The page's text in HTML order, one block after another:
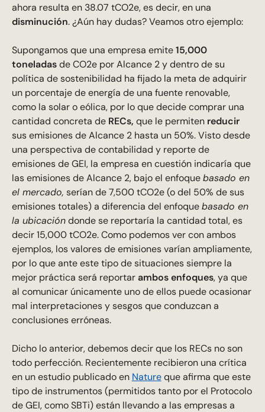
ahora resulta en 38.07 tCO2e, es decir, en una
disminución. ¿Aún hay dudas? Veamos otro ejemplo:
Supongamos que una empresa emite15,000
toneladasde CO2e por Alcance 2 y dentro de su
política de sostenibilidad ha fijado la meta de adquirir
un porcentaje de energía de una fuente renovable,
como la solar o eólica, por lo que decide comprar una
cantidad concreta de RECs, que le permiten reducir
sus emisiones de Alcance 2 hasta un 50%. Visto desde
una perspectiva de contabilidad y reporte de
emisiones de GEI, la empresa en cuestión indicaría que
las emisiones de Alcance 2, bajo el enfoquebasado en
el mercado, serían de 7,500 tCO2e (o del 50% de sus
emisiones totales) a diferencia del enfoquebasado en
la ubicacióndonde se reportaría la cantidad total, es
decir 15,000 tCO2e. Como podemos ver con ambos
ejemplos, los valores de emisiones varían ampliamente,
por lo que ante este tipo de situaciones siempre la
mejor práctica será reportarambos enfoques, ya que
al comunicar únicamente uno de ellos puede ocasionar
mal interpretaciones y sesgos que conduzcan a
conclusiones erróneas.
Dicho lo anterior, debemos decir que los RECs no son
todo perfección. Recientemente recibieron una crítica
en un estudio publicado en Natureque afirma que este
tipo de instrumentos (permitidos tanto por el Protocolo
de GEI, como SBTi) están llevando a las empresas a